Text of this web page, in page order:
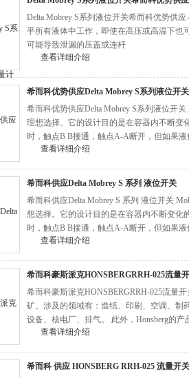
Delta Mobrey S系列液位开关希而科优势供
乎所有液体中工作，即使在高压或高温下也
可能导致泄漏的压盖或连杆
查看详细介绍
希而科优势供应Delta Mobrey S系列液位开关
希而科优势供应Delta Mobrey S系列液位开
理想选择。它的设计目的是在容器内不断变
时，触点B B接通，触点A-A断开，但如果
计拥有超过100年的经验，可以让您轻松使用
查看详细介绍
希而科供应Delta Mobrey S 系列 液位开关
希而科供应Delta Mobrey S 系列 液位开关
想选择。它的设计目的是在容器内不断变化
时，触点B B接通，触点A-A断开，但如果
计拥有超过100年的经验，可以让您轻松使用
查看详细介绍
希而科豪斯派克HONSBERGRRH-025流量
希而科豪斯派克HONSBERGRRH-025流量
矿。涉及的领域有：造纸、印刷、空调、制
设备、核电厂、排气。 此外，Honsberg的
查看详细介绍
希而科 供应 HONSBERG RRH-025 流量开关